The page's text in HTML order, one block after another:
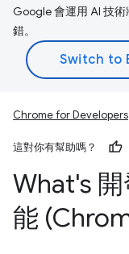
Google 會運用 AI 技
錯。
Chrome for Developers
這對你有幫助嗎？
What's
能